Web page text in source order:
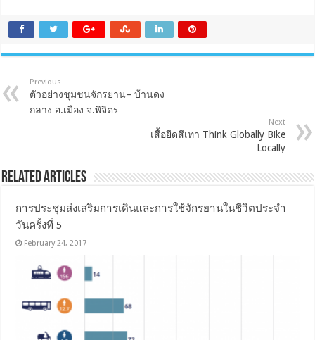
Previous
ตัวอย่างชุมชนจักรยาน– บ้านดง
กลาง อ.เมือง จ.พิจิตร
Next
เสื้อยืดสีเทา Think Globally Bike
Locally
Related Articles
การประชุมส่งเสริมการเดินและการใช้จักรยานในชีวิตประจำ
วันครั้งที่ 5
February 24, 2017